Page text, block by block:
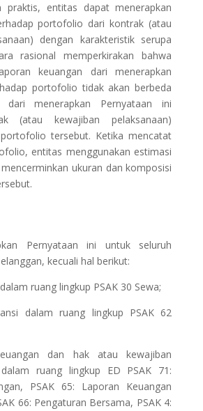
praktis, entitas dapat menerapkan
portofolio dari kontrak (atau
dengan karakteristik serupa
rasional memperkirakan bahwa
keuangan dari menerapkan
portofolio tidak akan berbeda
dari menerapkan Pernyataan ini
(atau kewajiban pelaksanaan)
tersebut. Ketika mencatat
entitas menggunakan estimasi
ukuran dan komposisi
Pernyataan ini untuk seluruh
kecuali hal berikut:
ruang lingkup PSAK 30 Sewa;
dalam ruang lingkup PSAK 62
dan hak atau kewajiban
ruang lingkup ED PSAK 71:
PSAK 65: Laporan Keuangan
66: Pengaturan Bersama, PSAK 4: